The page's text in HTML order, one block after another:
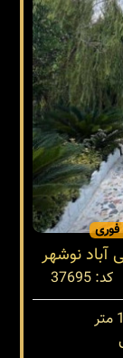
کد: 37695